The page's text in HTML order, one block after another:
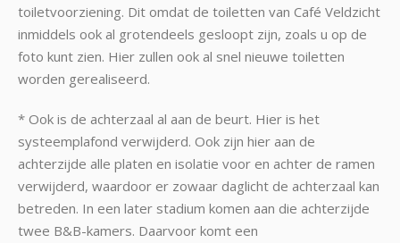
toiletvoorziening. Dit omdat de toiletten van Café Veldzicht
inmiddels ook al grotendeels gesloopt zijn, zoals u op de
foto kunt zien. Hier zullen ook al snel nieuwe toiletten
worden gerealiseerd.
* Ook is de achterzaal al aan de beurt. Hier is het
systeemplafond verwijderd. Ook zijn hier aan de
achterzijde alle platen en isolatie voor en achter de ramen
verwijderd, waardoor er zowaar daglicht de achterzaal kan
betreden. In een later stadium komen aan die achterzijde
twee B&B-kamers. Daarvoor komt een